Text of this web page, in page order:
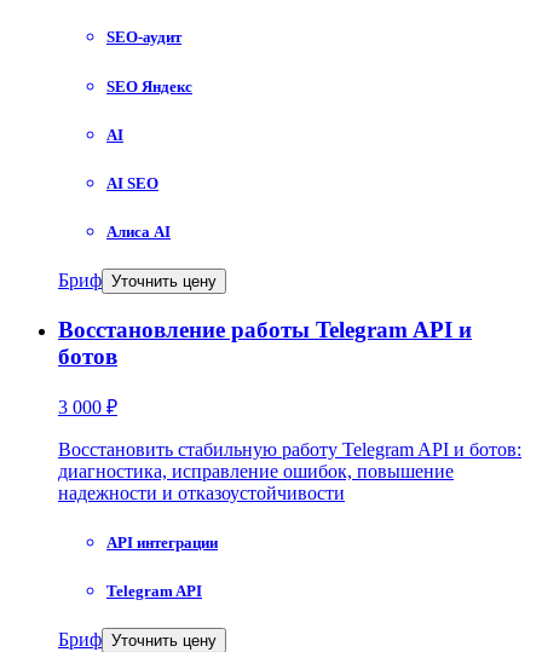
SEO-аудит
SEO Яндекс
AI
AI SEO
Алиса AI
Бриф Уточнить цену
Восстановление работы Telegram API и
ботов
3 000 ₽
Восстановить стабильную работу Telegram API и ботов:
диагностика, исправление ошибок, повышение
надежности и отказоустойчивости
API интеграции
Telegram API
Бриф Уточнить цену